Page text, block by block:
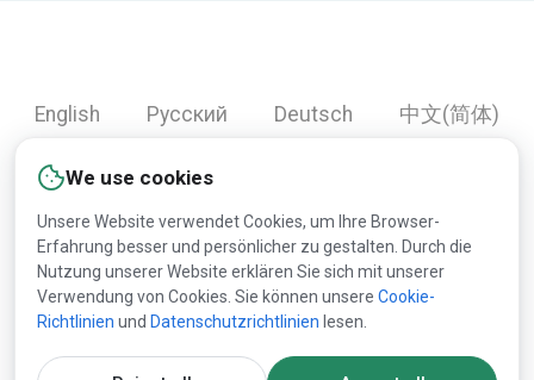
We use cookies
Unsere Website verwendet Cookies, um Ihre Browser-
Erfahrung besser und persönlicher zu gestalten. Durch die
Nutzung unserer Website erklären Sie sich mit unserer
Verwendung von Cookies. Sie können unsere Cookie-
Richtlinien und Datenschutzrichtlinien lesen.
English Русский Deutsch
中文(简体)
العربية
Türkçe
Copyright © 2000-2026 Lesprom Network. Alle Rechte
vorbehalten.